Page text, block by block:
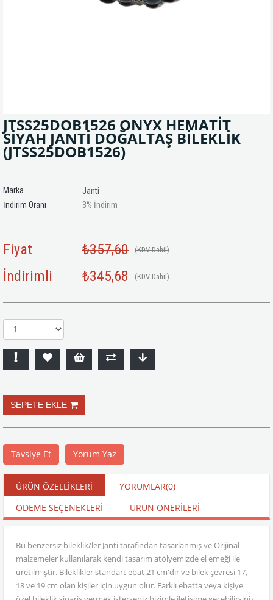
JTSS25DOB1526 ONYX HEMATİT
SİYAH JANTİ DOĞALTAŞ BİLEKLİK
(JTSS25DOB1526)
Marka
Janti
İndirim Oranı
%
3 İndirim
Fiyat ₺357,60 (KDV Dahil)
İndirimli ₺345,68 (KDV Dahil)
Tavsiye Et Yorum Yaz
ÜRÜN ÖZELLIKLERI YORUMLAR(0)
ÖDEME SEÇENEKLERI
ÜRÜN ÖNERILERI
Bu benzersiz bileklik/ler Janti tarafından tasarlanmış ve Orijinal
malzemeler kullanılarak kendi tasarım atölyemizde el emeği ile
üretilmiştir. Bileklikler standart ebat 21 cm'dir ve bilek çevresi 17,
18 ve 19 cm olan kişiler için uygun olur. Farklı ebatta veya kişiye